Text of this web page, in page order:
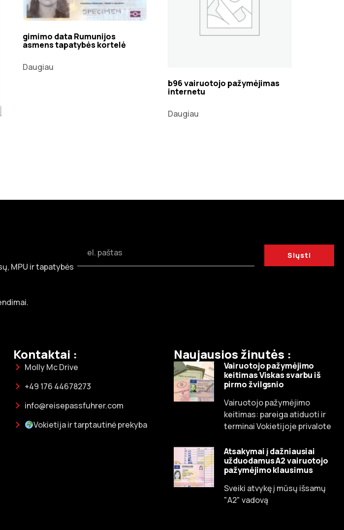
gimimo data Rumunijos
asmens tapatybės kortelė
Daugiau
b96 vairuotojo pažymėjimas
internetu
Daugiau
MPU ir tapatybės
Siųsti
Kontaktai :
Molly Mc Drive
+49 176 44678273
info@reisepassfuhrer.com
Vokietija ir tarptautinė prekyba
Naujausios žinutės :
Vairuotojo pažymėjimo
keitimas Viskas svarbu iš
pirmo žvilgsnio
Vairuotojo pažymėjimo
keitimas: pareiga atiduoti ir
terminai Vokietijoje privalote
Atsakymai į dažniausiai
užduodamus A2 vairuotojo
pažymėjimo klausimus
Sveiki atvykę į mūsų išsamų
"A2" vadovą
Czech
French
Chinese
Dutch
Russian